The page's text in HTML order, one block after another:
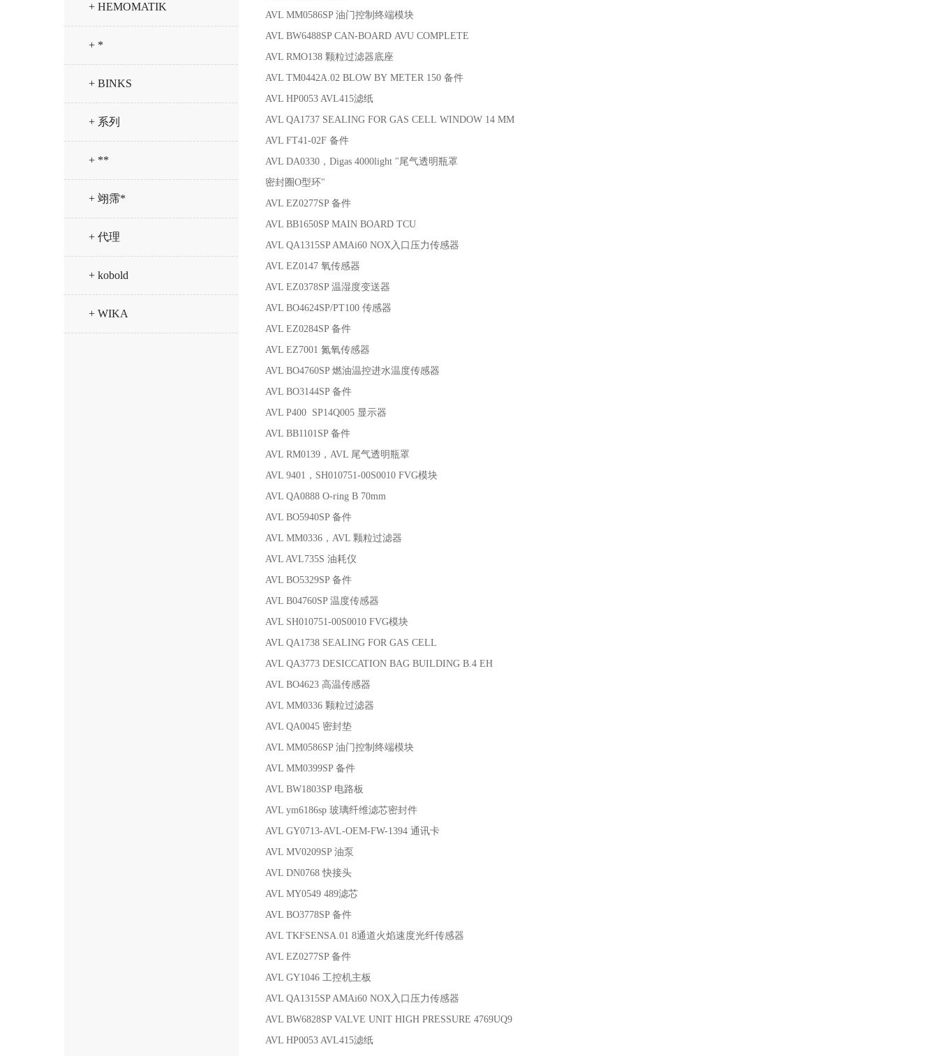
+ HEMOMATIK
+ *
+ BINKS
+ 系列
+ **
+ 翊霈*
+ 代理
+ kobold
+ WIKA
AVL MM0586SP 油门控制终端模块
AVL BW6488SP CAN-BOARD AVU COMPLETE
AVL RMO138 颗粒过滤器底座
AVL TM0442A.02 BLOW BY METER 150 备件
AVL HP0053 AVL415滤纸
AVL QA1737 SEALING FOR GAS CELL WINDOW 14 MM
AVL FT41-02F 备件
AVL DA0330，Digas 4000light "尾气透明瓶罩
密封圈O型环"
AVL EZ0277SP 备件
AVL BB1650SP MAIN BOARD TCU
AVL QA1315SP AMAi60 NOX入口压力传感器
AVL EZ0147 氧传感器
AVL EZ0378SP 温湿度变送器
AVL BO4624SP/PT100 传感器
AVL EZ0284SP 备件
AVL EZ7001 氮氧传感器
AVL BO4760SP 燃油温控进水温度传感器
AVL BO3144SP 备件
AVL P400 SP14Q005 显示器
AVL BB1101SP 备件
AVL RM0139，AVL 尾气透明瓶罩
AVL 9401，SH010751-00S0010 FVG模块
AVL QA0888 O-ring B 70mm
AVL BO5940SP 备件
AVL MM0336，AVL 颗粒过滤器
AVL AVL735S 油耗仪
AVL BO5329SP 备件
AVL B04760SP 温度传感器
AVL SH010751-00S0010 FVG模块
AVL QA1738 SEALING FOR GAS CELL
AVL QA3773 DESICCATION BAG BUILDING B.4 EH
AVL BO4623 高温传感器
AVL MM0336 颗粒过滤器
AVL QA0045 密封垫
AVL MM0586SP 油门控制终端模块
AVL MM0399SP 备件
AVL BW1803SP 电路板
AVL ym6186sp 玻璃纤维滤芯密封件
AVL GY0713-AVL-OEM-FW-1394 通讯卡
AVL MV0209SP 油泵
AVL DN0768 快接头
AVL MY0549 489滤芯
AVL BO3778SP 备件
AVL TKFSENSA.01 8通道火焰速度光纤传感器
AVL EZ0277SP 备件
AVL GY1046 工控机主板
AVL QA1315SP AMAi60 NOX入口压力传感器
AVL BW6828SP VALVE UNIT HIGH PRESSURE 4769UQ9
AVL HP0053 AVL415滤纸